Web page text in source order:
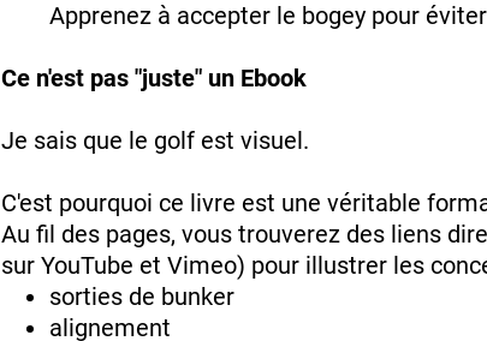
Apprenez à accepter le bogey pour
Ce n'est pas "juste" un Ebook
Je sais que le golf est visuel.
C'est pourquoi ce livre est une véritable
Au fil des pages, vous trouverez des liens
sur YouTube et Vimeo) pour illustrer les
sorties de bunker
alignement